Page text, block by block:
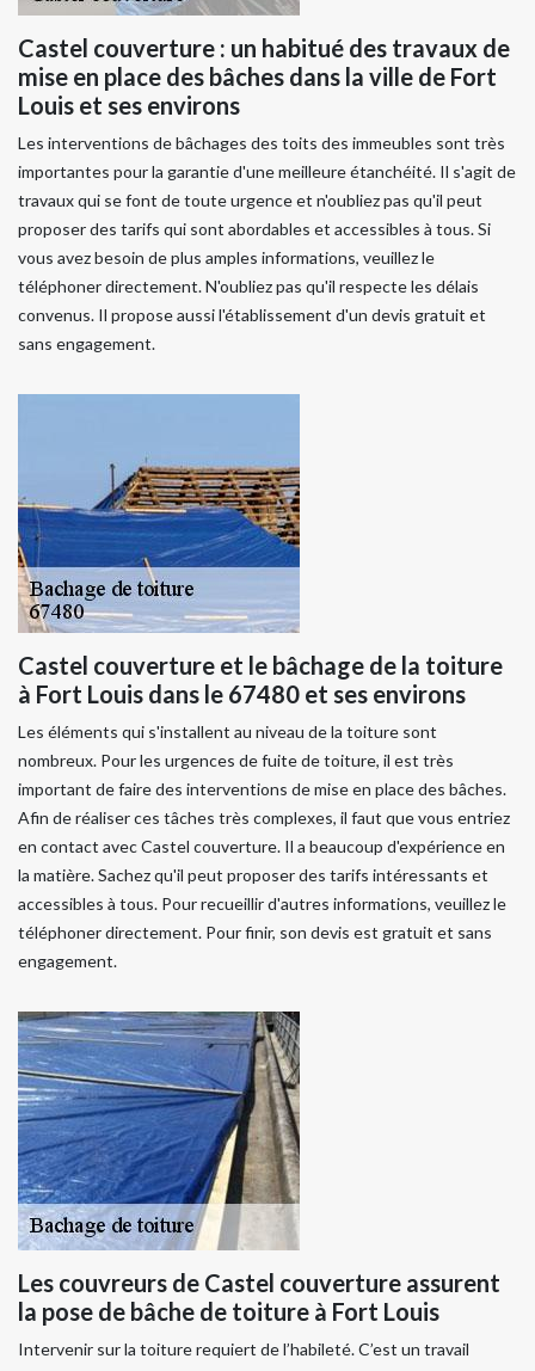
Castel couverture : un habitué des travaux de
mise en place des bâches dans la ville de Fort
Louis et ses environs
Les interventions de bâchages des toits des immeubles sont très
importantes pour la garantie d'une meilleure étanchéité. Il s'agit de
travaux qui se font de toute urgence et n'oubliez pas qu'il peut
proposer des tarifs qui sont abordables et accessibles à tous. Si
vous avez besoin de plus amples informations, veuillez le
téléphoner directement. N'oubliez pas qu'il respecte les délais
convenus. Il propose aussi l'établissement d'un devis gratuit et
sans engagement.
Castel couverture et le bâchage de la toiture
à Fort Louis dans le 67480 et ses environs
Les éléments qui s'installent au niveau de la toiture sont
nombreux. Pour les urgences de fuite de toiture, il est très
important de faire des interventions de mise en place des bâches.
Afin de réaliser ces tâches très complexes, il faut que vous entriez
en contact avec Castel couverture. Il a beaucoup d'expérience en
la matière. Sachez qu'il peut proposer des tarifs intéressants et
accessibles à tous. Pour recueillir d'autres informations, veuillez le
téléphoner directement. Pour finir, son devis est gratuit et sans
engagement.
Les couvreurs de Castel couverture assurent
la pose de bâche de toiture à Fort Louis
Intervenir sur la toiture requiert de l’habileté. C’est un travail